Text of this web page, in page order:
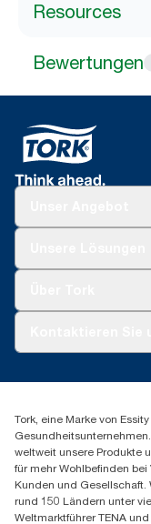
Resources
Bewertungen
Spenderreklamation
+43 (0) 8 10-22
Essity Austria
Am Europlatz 2
1120 Wien
Mo-Do 8:00-
GLN:
Tork, eine Marke von
weltweit unsere Produkte
für mehr Wohlbefinden
Kunden und Gesellschaft.
rund 150 Ländern unter
Weltmarktführer TENA